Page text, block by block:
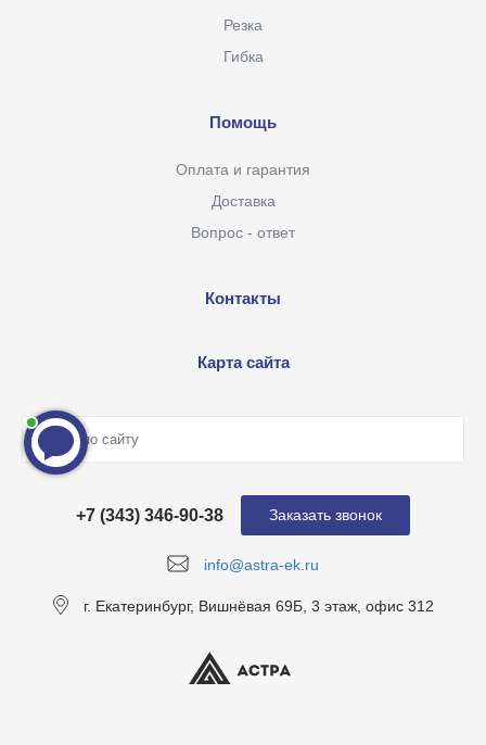
Резка
Гибка
Помощь
Оплата и гарантия
Доставка
Вопрос - ответ
Контакты
Карта сайта
info@astra-ek.ru
+7 (343) 346-90-38
г. Екатеринбург, Вишнёвая 69Б, 3 этаж, офис 312
Заказать звонок